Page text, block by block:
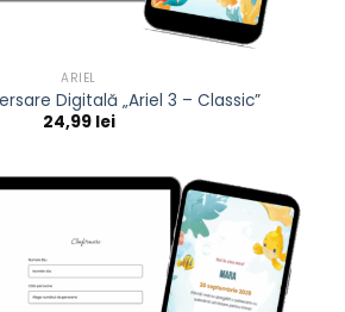
ARIEL
Digitală „Ariel 3 – Classic”
24,99 lei